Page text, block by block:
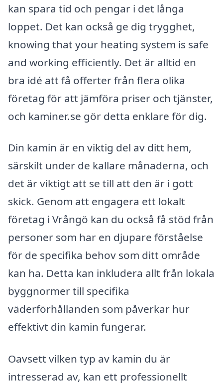
kan spara tid och pengar i det långa
loppet. Det kan också ge dig trygghet,
knowing that your heating system is safe
and working efficiently. Det är alltid en
bra idé att få offerter från flera olika
företag för att jämföra priser och tjänster,
och kaminer.se gör detta enklare för dig.
Din kamin är en viktig del av ditt hem,
särskilt under de kallare månaderna, och
det är viktigt att se till att den är i gott
skick. Genom att engagera ett lokalt
företag i Vrångö kan du också få stöd från
personer som har en djupare förståelse
för de specifika behov som ditt område
kan ha. Detta kan inkludera allt från lokala
byggnormer till specifika
väderförhållanden som påverkar hur
effektivt din kamin fungerar.
Oavsett vilken typ av kamin du är
intresserad av, kan ett professionellt